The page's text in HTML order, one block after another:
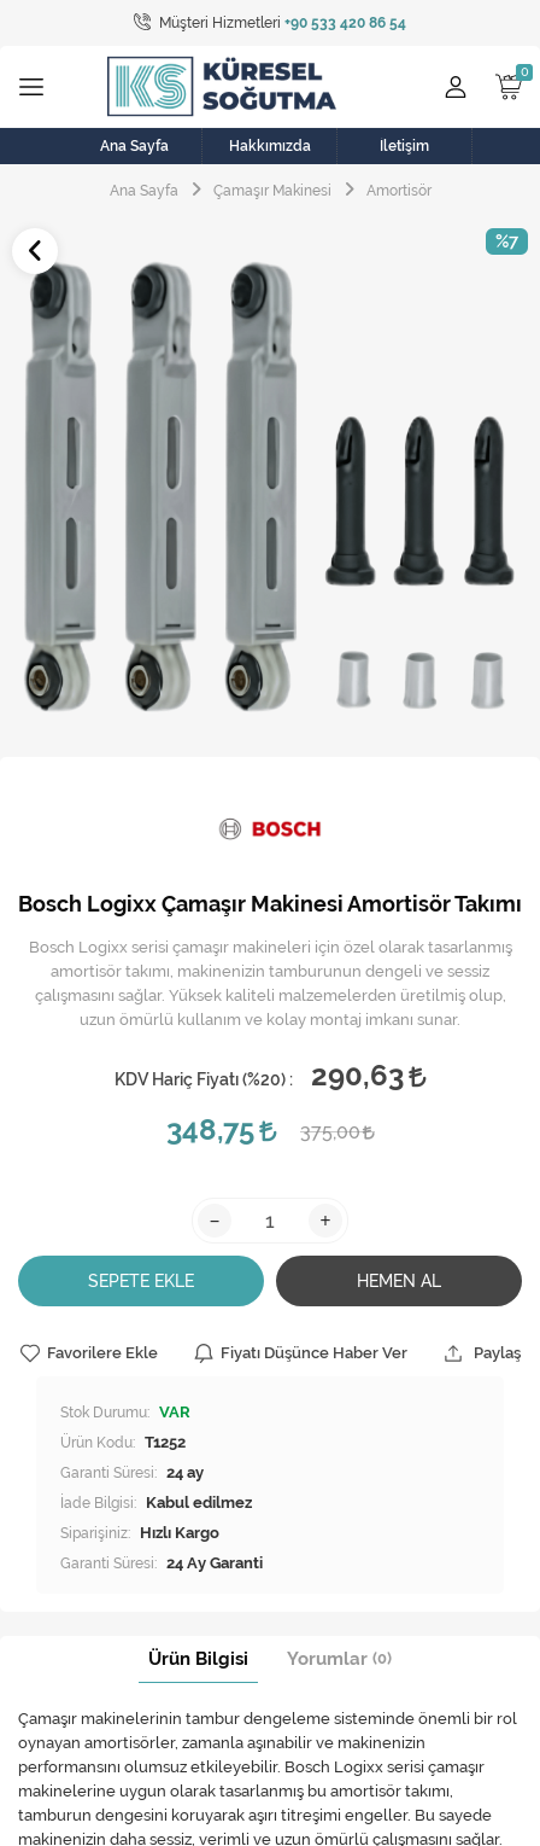
Müşteri Hizmetleri +90 533 420 86 54
Tüm Kategoriler
Bulaşık Makinesi
Buzdolabı
Çamaşır Kurutma Makinesi
Doğalgaz Sobası
Elektrikli Aksamlar
Kireç Önleme Ve Temizlik
Kombi
Musluk
Şofben ve Termosifon
Ana Sayfa Hakkımızda İletişim
Ana Sayfa Çamaşır Makinesi Amortisör
%7
Bosch Logixx Çamaşır Makinesi Amortisör Takımı
Bosch Logixx serisi çamaşır makineleri için özel olarak tasarlanmış
amortisör takımı, makinenizin tamburunun dengeli ve sessiz
çalışmasını sağlar. Yüksek kaliteli malzemelerden üretilmiş olup,
uzun ömürlü kullanım ve kolay montaj imkanı sunar.
KDV Hariç Fiyatı (%20) :
290,63
348,75
375,00
- +
SEPETE EKLE HEMEN AL
Favorilere Ekle Fiyatı Düşünce Haber Ver Paylaş
Stok Durumu: VAR
Ürün Kodu: T1252
Garanti Süresi: 24 ay
İade Bilgisi:
Siparişiniz: Hızlı Kargo
Garanti Süresi: 24 Ay Garanti
Ürün Bilgisi Yorumlar (0)
Çamaşır makinelerinin tambur dengeleme sisteminde önemli bir rol
oynayan amortisörler, zamanla aşınabilir ve makinenizin
performansını olumsuz etkileyebilir. Bosch Logixx serisi çamaşır
makinelerine uygun olarak tasarlanmış bu amortisör takımı,
tamburun dengesini koruyarak aşırı titreşimi engeller. Bu sayede
makinenizin daha sessiz, verimli ve uzun ömürlü çalışmasını sağlar.​